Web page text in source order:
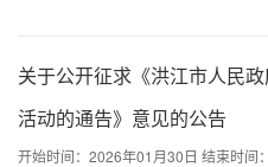
关于公开征求《洪江市人民
活动的通告》意见的公告
开始时间：2026年01月30日 结束时间